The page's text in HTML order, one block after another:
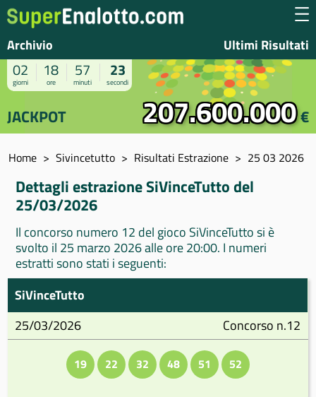
Archivio Ultimi Risultati
02
giorni
18
ore
57
minuti
23
secondi
JACKPOT 207.600.000€
Home Sivincetutto Risultati Estrazione 25 03 2026
Dettagli estrazione SiVinceTutto del
25/03/2026
Il concorso numero 12 del gioco SiVinceTutto si è
svolto il 25 marzo 2026 alle ore 20:00. I numeri
estratti sono stati i seguenti:
SiVinceTutto
25/03/2026
Concorso n.12
19 22 32 48 51 52